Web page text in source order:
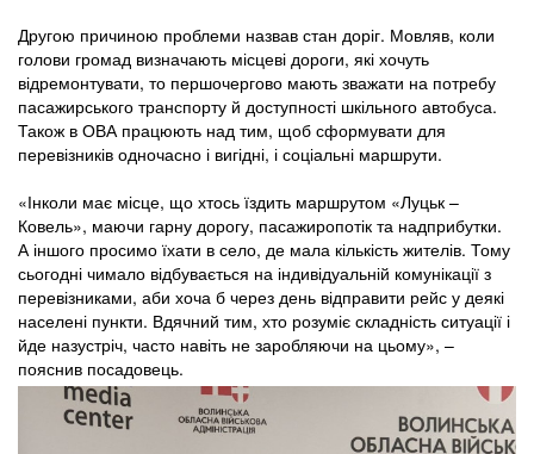
Другою причиною проблеми назвав стан доріг. Мовляв, коли
голови громад визначають місцеві дороги, які хочуть
відремонтувати, то першочергово мають зважати на потребу
пасажирського транспорту й доступності шкільного автобуса.
Також в ОВА працюють над тим, щоб сформувати для
перевізників одночасно і вигідні, і соціальні маршрути.
«Інколи має місце, що хтось їздить маршрутом «Луцьк –
Ковель», маючи гарну дорогу, пасажиропотік та надприбутки.
А іншого просимо їхати в село, де мала кількість жителів. Тому
сьогодні чимало відбувається на індивідуальній комунікації з
перевізниками, аби хоча б через день відправити рейс у деякі
населені пункти. Вдячний тим, хто розуміє складність ситуації і
йде назустріч, часто навіть не заробляючи на цьому», –
пояснив посадовець.